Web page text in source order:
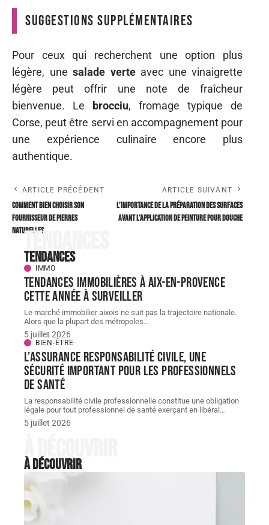
Suggestions supplémentaires
Pour ceux qui recherchent une option plus
légère, une salade verteavec une vinaigrette
légère peut offrir une note de fraîcheur
bienvenue. Le
brocciu, fromage typique de
Corse, peut être servi en accompagnement pour
une expérience culinaire encore plus
authentique.
ARTICLE PRÉCÉDENT
Comment bien choisir son
fournisseur de pierres
naturelles
ARTICLE SUIVANT
L’importance de la préparation des surfaces
avant l’application de peinture pour douche
Tendances
Tendances
IMMO
Tendances immobilières à Aix-en-Provence
cette année à surveiller
Le marché immobilier aixois ne suit pas la trajectoire nationale.
Alors que la plupart des métropoles…
5 juillet 2026
BIEN-ÊTRE
L’assurance responsabilité civile, une
sécurité important pour les professionnels
de santé
La responsabilité civile professionnelle constitue une obligation
légale pour tout professionnel de santé exerçant en libéral …
5 juillet 2026
À découvrir
À découvrir